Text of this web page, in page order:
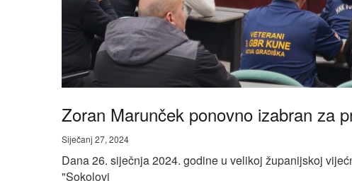
Zoran Marunček ponovno izabran za
Siječanj 27, 2024
Dana 26. siječnja 2024. godine u velikoj županijskoj
"Sokolovi